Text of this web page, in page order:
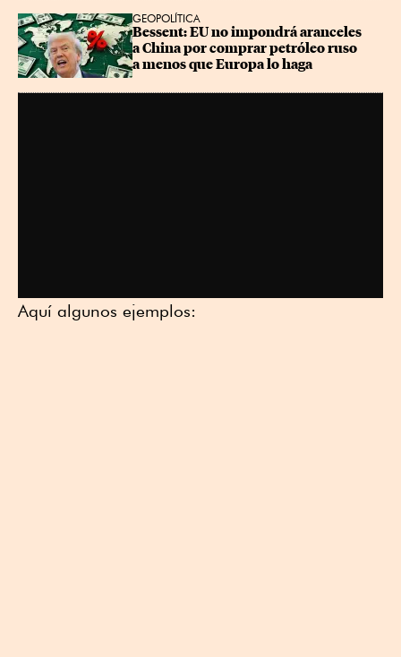
GEOPOLÍTICA
Bessent: EU no impondrá aranceles
a China por comprar petróleo ruso
a menos que Europa lo haga
Aquí algunos ejemplos: